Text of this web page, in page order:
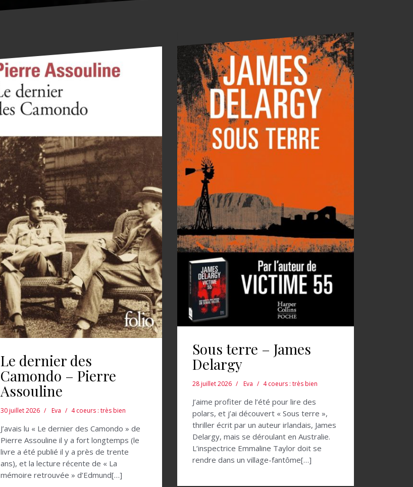
Le dernier des
Camondo – Pierre
Assouline
30 juillet 2026 Eva 4 coeurs : très bien
J’avais lu « Le dernier des Camondo » de
Pierre Assouline il y a fort longtemps (le
livre a été publié il y a près de trente
ans), et la lecture récente de « La
mémoire retrouvée » d’Edmund[…]
Sous terre – James
Delargy
28 juillet 2026 Eva 4 coeurs : très bien
J’aime profiter de l’été pour lire des
polars, et j’ai découvert « Sous terre »,
thriller écrit par un auteur irlandais, James
Delargy, mais se déroulant en Australie.
L’inspectrice Emmaline Taylor doit se
rendre dans un village-fantôme[…]